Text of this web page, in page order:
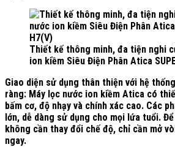
Thiết kế thông minh, đa tiện nghi
ion kiềm Siêu Điện Phân Atica
Giao diện sử dụng thân thiện với hệ
ràng: Máy lọc nước ion kiềm Atica có
bấm cơ, độ nhạy và chính xác cao. Các
lớn, dễ dàng sử dụng cho mọi lứa tuổi.
không cần thay đổi chế độ, chỉ cần mở
ngay.